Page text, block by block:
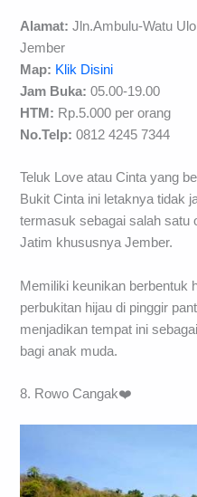
Alamat: Jln.Ambulu-Watu
Jember
Map: Klik Disini
Jam Buka: 05.00-19.00
HTM: Rp.5.000 per orang
No.Telp: 0812 4245 7344
Teluk Love atau Cinta yang
Bukit Cinta ini letaknya tidak
termasuk sebagai salah satu
Jatim khususnya Jember.
Memiliki keunikan berbentuk
perbukitan hijau di pinggir
menjadikan tempat ini
bagi anak muda.
8. Rowo Cangak❤️